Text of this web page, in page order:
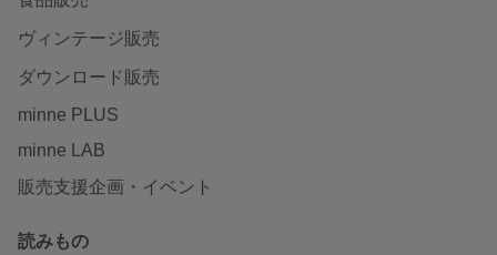
ヴィンテージ販売
ダウンロード販売
minne PLUS
minne LAB
販売支援企画・イベント
読みもの